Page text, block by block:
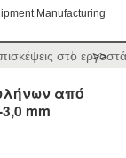
Manufacturing
στο >>
από
mm